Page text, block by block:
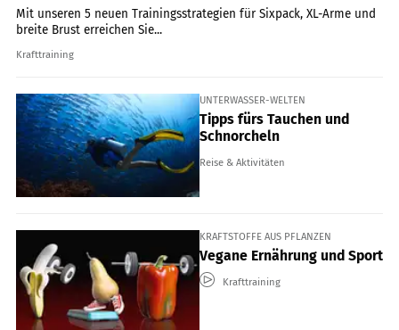
Mit unseren 5 neuen Trainingsstrategien für Sixpack, XL-Arme und
breite Brust erreichen Sie...
Krafttraining
UNTERWASSER-WELTEN
Tipps fürs Tauchen und
Schnorcheln
Reise & Aktivitäten
KRAFTSTOFFE AUS PFLANZEN
Vegane Ernährung und Sport
Krafttraining